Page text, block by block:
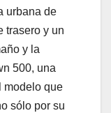
urbana de
trasero y un
y la
500, una
modelo que
sólo por su